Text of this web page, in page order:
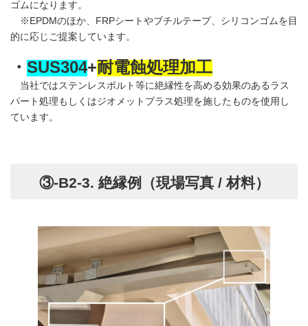
ゴムになります。
※EPDMのほか、FRPシートやブチルテープ、シリコンゴムを目
的に応じご提案しています。
・ SUS304+耐電蝕処理加工
当社ではステンレスボルト等に絶縁性を高める効果のあるラス
パート処理もしくはジオメットプラス処理を施したものを使用し
ています。
③-B2-3. 絶縁例（現場写真 / 材料）